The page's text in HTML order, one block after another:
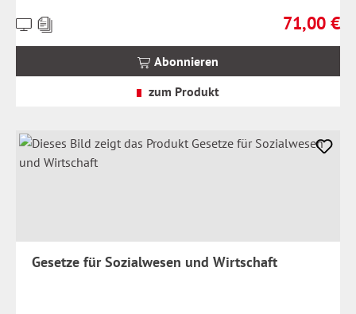
Regulärer
71,00 €
Preise
Abonnieren
zum Produkt
Gesetze für Sozialwesen und Wirtschaft